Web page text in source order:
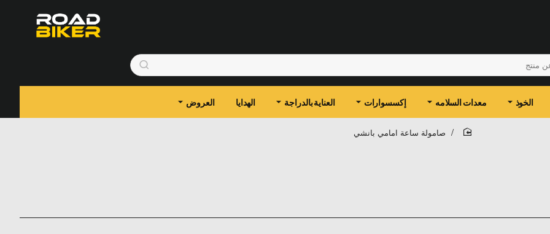
الخوذ معدات السلامه إكسسوارات العناية بالدراجة الهدايا العروض
صامولة ساعة امامي بانشي